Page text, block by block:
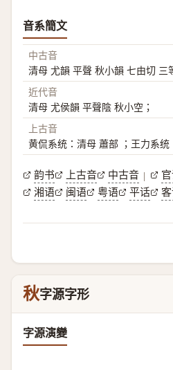
音系簡文
中古音
清母 尤韻 平聲 秋小韻 七由切 三
近代音
清母 尤侯韻 平聲陰 秋小空；
上古音
黄侃系统：清母 蕭部 ；王力系统
韵书 上古音 中古音 |
湘语
闽语 粤语 平话
秋字源字形
字源演變